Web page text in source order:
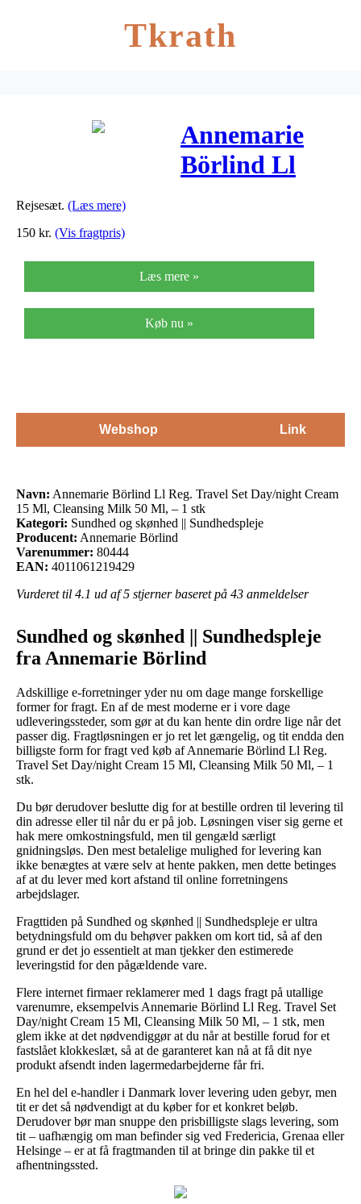
Tkrath
Annemarie
Börlind Ll
Cream 15 Ml,
Cleansing
Milk 50 Ml, –
1 stk
Rejsesæt. (Læs mere)
150 kr. (Vis fragtpris)
Læs mere »
Køb nu »
Webshop Link
Navn: Annemarie Börlind Ll Reg. Travel Set Day/night Cream
15 Ml, Cleansing Milk 50 Ml, – 1 stk
Kategori: Sundhed og skønhed || Sundhedspleje
Producent: Annemarie Börlind
Varenummer: 80444
EAN: 4011061219429
Vurderet til 4.1 ud af 5 stjerner baseret på 43 anmeldelser
Sundhed og skønhed || Sundhedspleje
fra Annemarie Börlind
Adskillige e-forretninger yder nu om dage mange forskellige
former for fragt. En af de mest moderne er i vore dage
udleveringssteder, som gør at du kan hente din ordre lige når det
passer dig. Fragtløsningen er jo ret let gængelig, og tit endda den
billigste form for fragt ved køb af Annemarie Börlind Ll Reg.
Travel Set Day/night Cream 15 Ml, Cleansing Milk 50 Ml, – 1
stk.
Du bør derudover beslutte dig for at bestille ordren til levering til
din adresse eller til når du er på job. Løsningen viser sig gerne et
hak mere omkostningsfuld, men til gengæld særligt
gnidningsløs. Den mest betalelige mulighed for levering kan
ikke benægtes at være selv at hente pakken, men dette betinges
af at du lever med kort afstand til online forretningens
arbejdslager.
Fragttiden på Sundhed og skønhed || Sundhedspleje er ultra
betydningsfuld om du behøver pakken om kort tid, så af den
grund er det jo essentielt at man tjekker den estimerede
leveringstid for den pågældende vare.
Flere internet firmaer reklamerer med 1 dags fragt på utallige
varenumre, eksempelvis Annemarie Börlind Ll Reg. Travel Set
Day/night Cream 15 Ml, Cleansing Milk 50 Ml, – 1 stk, men
glem ikke at det nødvendiggør at du når at bestille forud for et
fastslået klokkeslæt, så at de garanteret kan nå at få dit nye
produkt afsendt inden lagermedarbejderne får fri.
En hel del e-handler i Danmark lover levering uden gebyr, men
tit er det så nødvendigt at du køber for et konkret beløb.
Derudover bør man snuppe den prisbilligste slags levering, som
tit – uafhængig om man befinder sig ved Fredericia, Grenaa eller
Helsinge – er at få fragtmanden til at bringe din pakke til et
afhentningssted.